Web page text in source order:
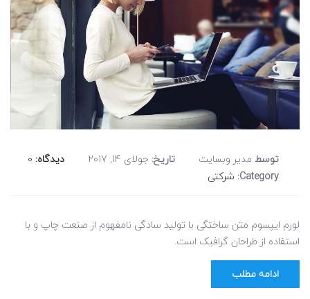
توسط مدیر وبسایت تاریخ: جولای 14, 2017 دیدگاه: 0
Category: شرکتی
لورم ایپسوم متن ساختگی با تولید سادگی نامفهوم از صنعت چاپ و با
استفاده از طراحان گرافیک است.
ادامه مطلب